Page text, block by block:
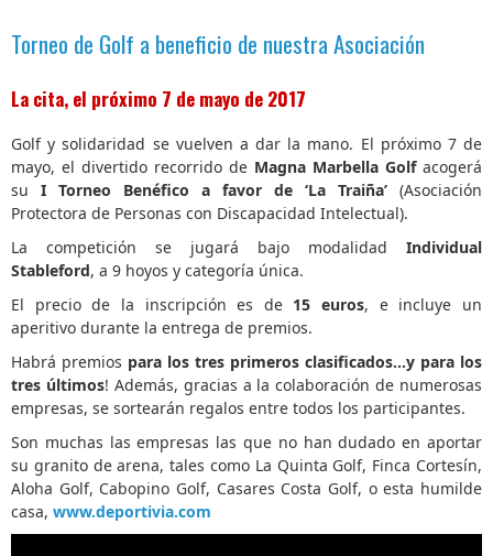
Torneo de Golf a beneficio de nuestra Asociación
La cita, el próximo 7 de mayo de 2017
Golf y solidaridad se vuelven a dar la mano. El próximo 7 de
mayo, el divertido recorrido de Magna Marbella Golfacogerá
su I Torneo Benéfico a favor de ‘La Traiña’ (Asociación
Protectora de Personas con Discapacidad Intelectual).
La competición se jugará bajo modalidad Individual
Stableford, a 9 hoyos y categoría única.
El precio de la inscripción es de 15 euros, e incluye un
aperitivo durante la entrega de premios.
Habrá premios para los tres primeros clasificados…y para los
tres últimos! Además, gracias a la colaboración de numerosas
empresas, se sortearán regalos entre todos los participantes.
Son muchas las empresas las que no han dudado en aportar
su granito de arena, tales como La Quinta Golf, Finca Cortesín,
Aloha Golf, Cabopino Golf, Casares Costa Golf, o esta humilde
casa, www.deportivia.com